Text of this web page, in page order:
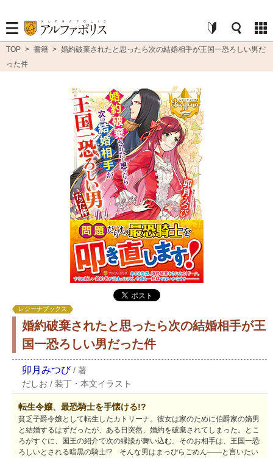
TOP > 書籍 > 婚約破棄されたと思ったら次の結婚相手が王国一恐ろしい男だ
った件
レジーナブックス
婚約破棄されたと思ったら次の結婚相手が王
国一恐ろしい男だった件
卯月みつび / 著
だしお / 装丁・本文イラスト
転生令嬢、最恐騎士を手懐ける!?
貧乏子爵令嬢として転生したカトリーナ。彼女は家のために伯爵家の嫡男
と結婚するはずだったが、ある日突然、婚約を破棄されてしまった。とこ
ろがすぐに、国王の紹介で次の縁談が舞い込む。そのお相手は、王国一恐
ろしいとされる暗黒の騎士!? そんな男はまっぴらごめん――と言いたい